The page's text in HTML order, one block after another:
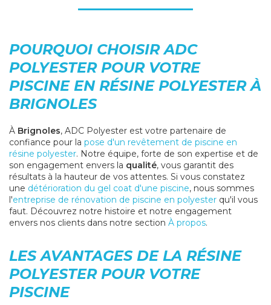
POURQUOI CHOISIR ADC
POLYESTER POUR VOTRE
PISCINE EN RÉSINE POLYESTER À
BRIGNOLES
À Brignoles, ADC Polyester est votre partenaire de
confiance pour la pose d'un revêtement de piscine en
résine polyester. Notre équipe, forte de son expertise et de
son engagement envers la qualité, vous garantit des
résultats à la hauteur de vos attentes. Si vous constatez
une détérioration du gel coat d'une piscine, nous sommes
l'entreprise de rénovation de piscine en polyester qu'il vous
faut. Découvrez notre histoire et notre engagement
envers nos clients dans notre section À propos.
LES AVANTAGES DE LA RÉSINE
POLYESTER POUR VOTRE
PISCINE